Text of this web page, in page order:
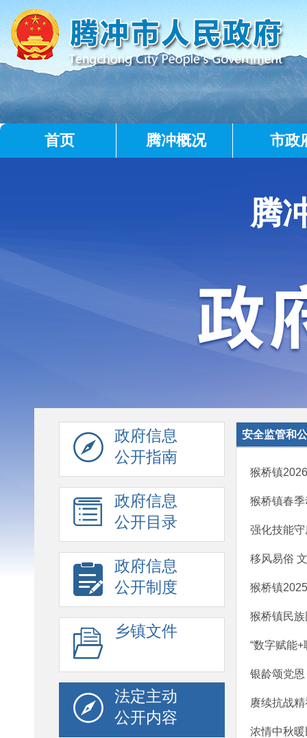
首页 腾冲概况 市政
腾
政府信息
公开指南
政府信息
公开目录
政府信息
公开制度
乡镇文件
法定主动
公开内容
安全监管和
猴桥镇
猴桥镇春
强化技能
移风易俗
猴桥镇
猴桥镇民
“数字赋能
银龄颂党
赓续抗战
浓情中秋